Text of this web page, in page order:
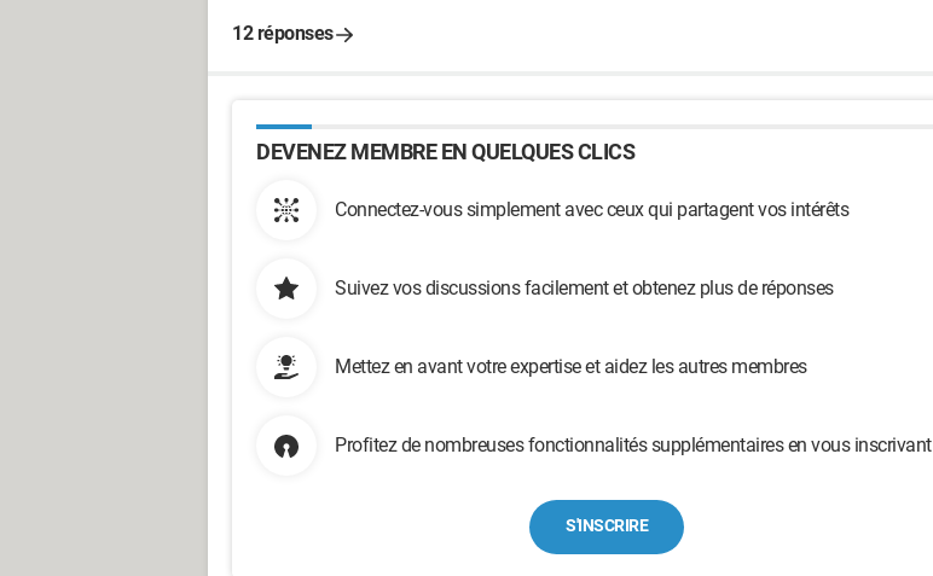
12 réponses
DEVENEZ MEMBRE EN QUELQUES CLICS
Connectez-vous simplement avec ceux qui partagent vos intérêts
Suivez vos discussions facilement et obtenez plus de réponses
Mettez en avant votre expertise et aidez les autres membres
Profitez de nombreuses fonctionnalités supplémentaires en vous inscrivant
S'INSCRIRE